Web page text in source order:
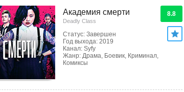
Академия смерти
Deadly Class
Статус: Завершен
Год выхода: 2019
Канал: Syfy
Жанр: Драма, Боевик, Криминал,
Комиксы
8.8